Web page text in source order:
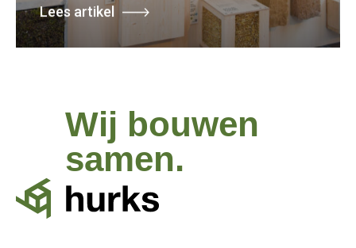
Lees artikel
Wij bouwen
samen.